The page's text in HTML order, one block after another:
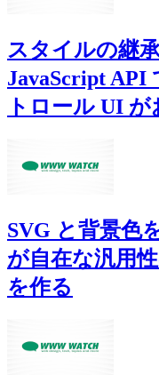
スタイルの継
JavaScript API
トロール UI
SVG と背景色
が自在な汎用
を作る